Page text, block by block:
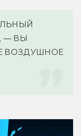
— ВЫ
ВОЗДУШНОЕ